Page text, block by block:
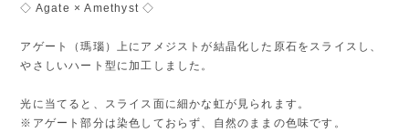
◇ Agate × Amethyst ◇
アゲート（瑪瑙）上にアメジストが結晶化した原石をスライスし、
やさしいハート型に加工しました。
光に当てると、スライス面に細かな虹が見られます。
※アゲート部分は染色しておらず、自然のままの色味です。